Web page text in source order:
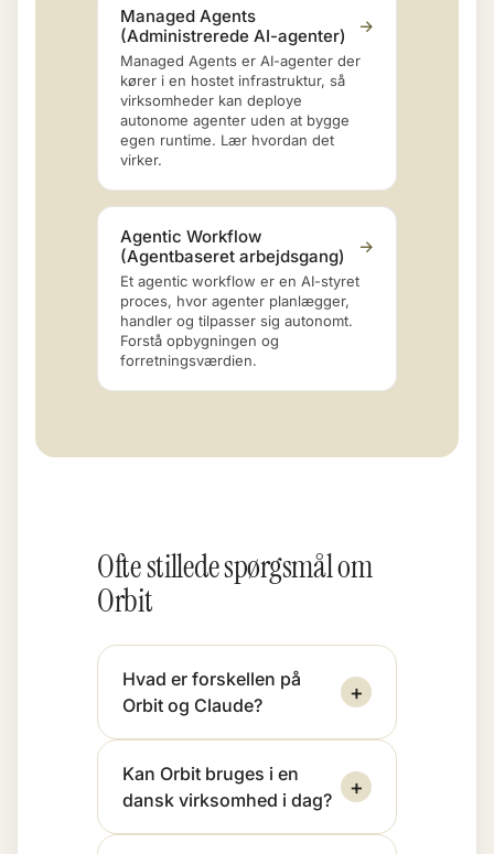
Managed Agents
(Administrerede AI-agenter)
→
Managed Agents er AI-agenter der
kører i en hostet infrastruktur, så
virksomheder kan deploye
autonome agenter uden at bygge
egen runtime. Lær hvordan det
virker.
Agentic Workflow
(Agentbaseret arbejdsgang)
→
Et agentic workflow er en AI-styret
proces, hvor agenter planlægger,
handler og tilpasser sig autonomt.
Forstå opbygningen og
forretningsværdien.
Ofte stillede spørgsmål om
Orbit
Hvad er forskellen på
Orbit og Claude?
+
Kan Orbit bruges i en
dansk virksomhed i dag?
+